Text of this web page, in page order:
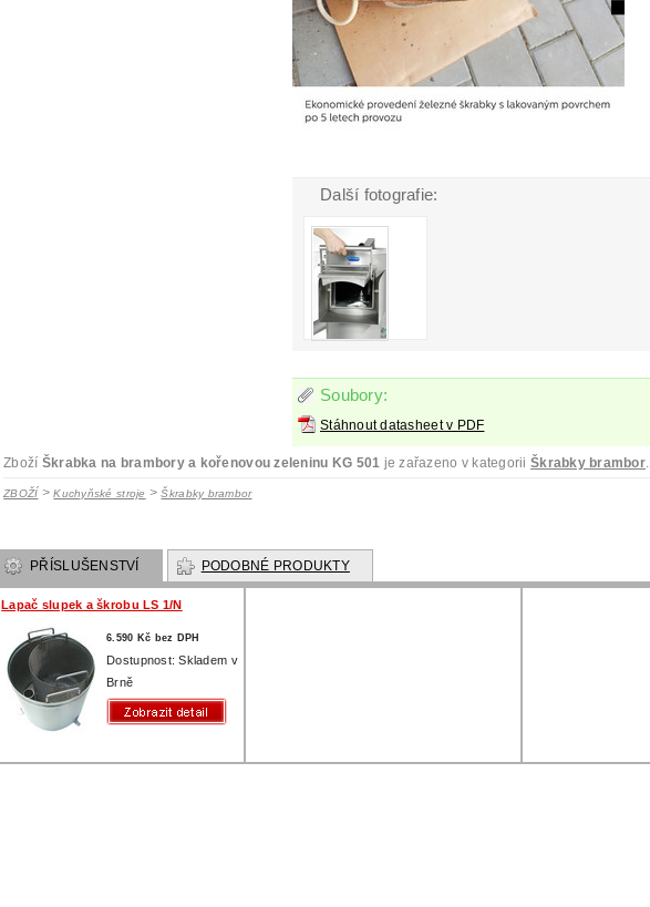
Další fotografie:
Soubory:
Stáhnout datasheet v PDF
Zboží Škrabka na brambory a kořenovou zeleninu KG 501 je zařazeno v kategoriiŠkrabky brambor.
ZBOŽÍ >Kuchyňské stroje >Škrabky brambor
PŘÍSLUŠENSTVÍ PODOBNÉ PRODUKTY
Lapač slupek a škrobu LS 1/N
6.590 Kč bez DPH
Dostupnost: Skladem v
Brně